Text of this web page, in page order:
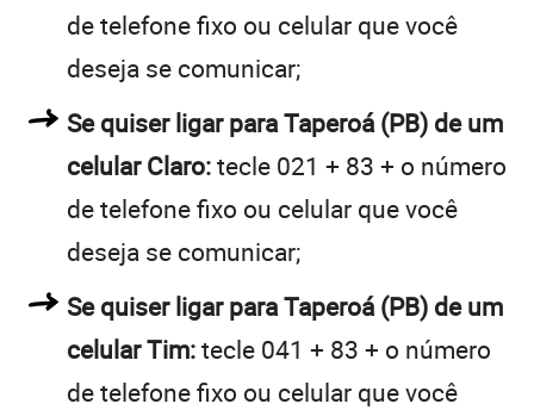
de telefone fixo ou celular que você
deseja se comunicar;
Se quiser ligar para Taperoá (PB) de um
celular Claro:tecle 021 + 83 + o número
de telefone fixo ou celular que você
deseja se comunicar;
Se quiser ligar para Taperoá (PB) de um
celular Tim:tecle 041 + 83 + o número
de telefone fixo ou celular que você